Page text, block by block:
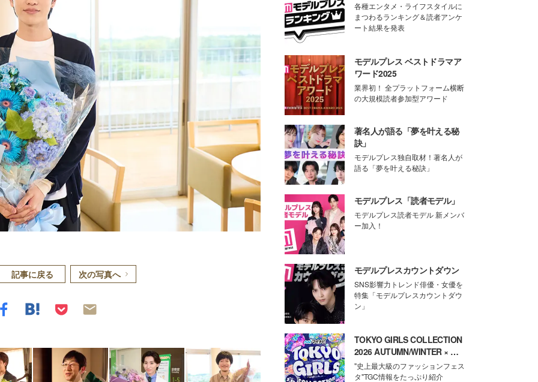
記事に戻る 次の写真へ
各種エンタメ・ライフスタイルに
まつわるランキング＆読者アンケ
ート結果を発表
モデルプレス ベストドラマア
ワード2025
業界初！ 全プラットフォーム横断
の大規模読者参加型アワード
著名人が語る「夢を叶える秘
訣」
モデルプレス独自取材！著名人が
語る「夢を叶える秘訣」
モデルプレス「読者モデル」
モデルプレス読者モデル 新メンバ
ー加入！
モデルプレスカウントダウン
SNS影響力トレンド俳優・女優を
特集「モデルプレスカウントダウ
ン」
TOKYO GIRLS COLLECTION
2026 AUTUMN/WINTER × モ
デルプレス
"史上最大級のファッションフェス
タ"TGC情報をたっぷり紹介